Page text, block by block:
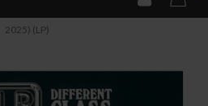
Pulp - Different Class (Remastered
2025) (LP)